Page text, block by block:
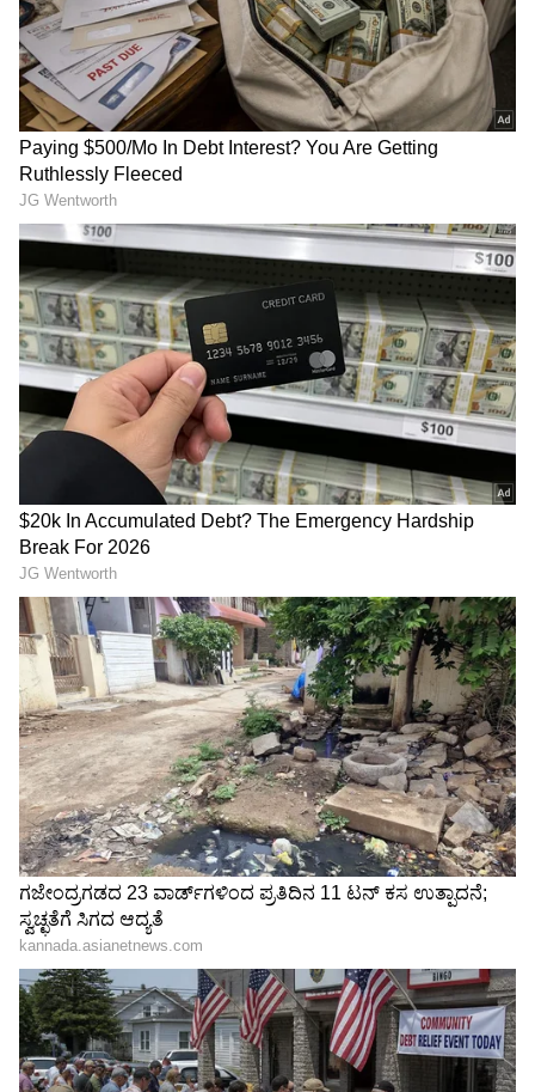
Image Credit :Asianet News
ಬಿಎಂಟಿಸಿ ವಿಸ್ತಾರ ಪಾಸ್ ವ್ಯಾಪ್ತಿ ಎಷ್ಟು?
ಬಿಎಂಟಿಸಿ ಸಂಸ್ಥೆಯ ಕಾರ್ಯಾಚರಣೆ ವ್ಯಾಪ್ತಿಯನ್ನು 65ರಿಂದ
70 ಕಿಮೀವರೆಗೆ ವಿಸ್ತರಿಸಲಾಗಿದೆ. ಅದರಿಂದ ಕನಕಪುರ,
ರಾಮನಗರ, ಚನ್ನಪಟ್ಟಣ, ಮಾಗಡಿ, ಚಿಕ್ಕಬಳ್ಳಾಪುರ,
ಮಾಲೂರು ಸೇರಿದಂತೆ ಬೆಂಗಳೂರು ನಗರ ಸುತ್ತಮುತ್ತಲಿನ
ಪ್ರಮುಖ ಜಿಲ್ಲಾ ಮತ್ತು ತಾಲೂಕು ಕೇಂದ್ರಗಳಿಗೆ ಬಿಎಂಟಿಸಿ
ಬಸ್‌ ಸೇವೆ ನೀಡುತ್ತಿದೆ. ಹೊಸ ಕಾರ್ಯಾಚರಣೆ ವ್ಯಾಪ್ತಿಯನ್ನು
ಪರಿಣಾಮಕಾರಿಯಾಗಿ ನಿರ್ವಹಿಸಲು ನಗರದ
ಕೇಂದ್ರಭಾಗದಿಂದ 40 ಕಿಮೀ ವರೆಗಿನ ಪ್ರದೇಶವನ್ನು ಸೀಮಿತ
ವ್ಯಾಪ್ತಿಯಲ್ಲಿ ಅದರಾಚೆಗಿನ ಪ್ರದೇಶವನ್ನು ‘ವಿಸ್ತಾರ ವ್ಯಾಪ್ತಿ’
ಎಂದು ವರ್ಗೀಕರಿಸಲಾಗಿದೆ.
Related Articles